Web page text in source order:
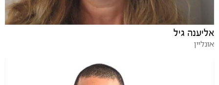
אליענה גיל
אונליין